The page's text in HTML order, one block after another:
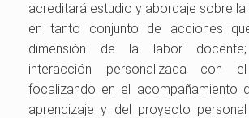
acreditará estudio y abordaje sobre la
en tanto conjunto de acciones
dimensión de la labor
interacción personalizada con el
focalizando en el acompañamiento
aprendizaje y del proyecto